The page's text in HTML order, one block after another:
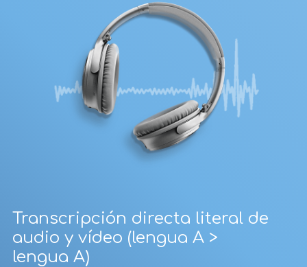
Transcripción directa literal de
audio y vídeo (lengua A >
lengua A)